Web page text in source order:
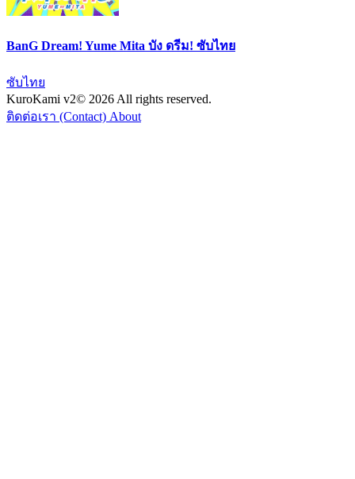
BanG Dream! Yume Mita บัง ดรีม! ซับไทย
ซับไทย
KuroKami v2© 2026 All rights reserved.
ติดต่อเรา (Contact) About